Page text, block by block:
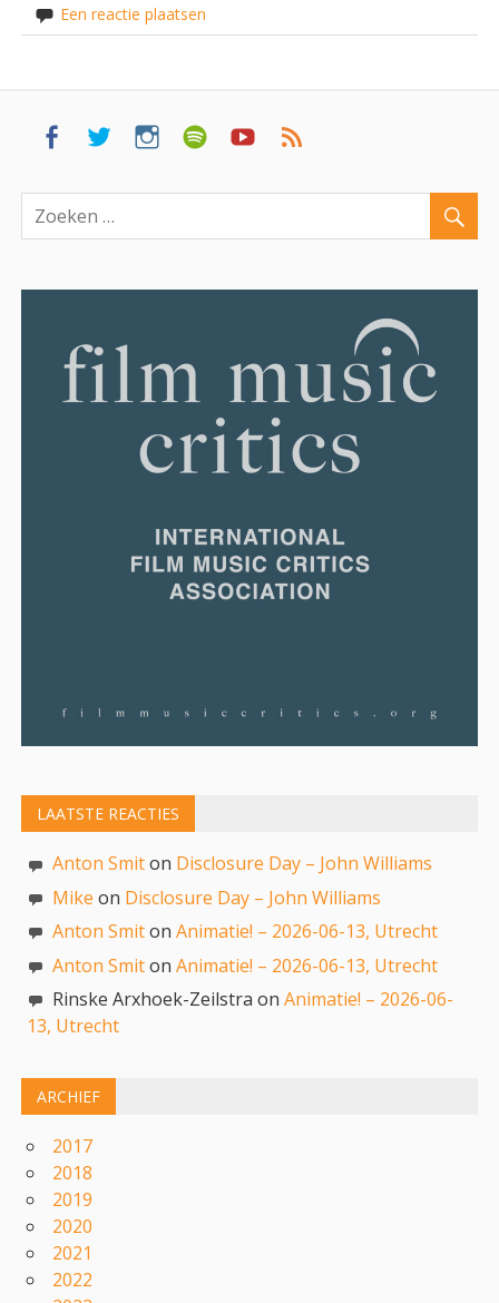
Een reactie plaatsen
LAATSTE REACTIES
Anton Smiton Disclosure Day – John Williams
Mike on Disclosure Day – John Williams
Anton SmitonAnimatie! – 2026-06-13, Utrecht
Anton SmitonAnimatie! – 2026-06-13, Utrecht
Rinske Arxhoek-Zeilstra onAnimatie! – 2026-06-
13, Utrecht
ARCHIEF
2017
2018
2019
2020
2021
2022